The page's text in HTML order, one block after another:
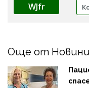
WJfr
Още от Новини